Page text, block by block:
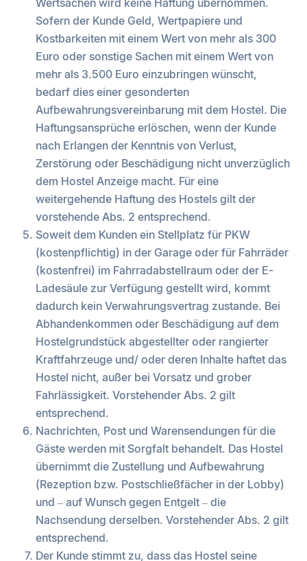
Wertsachen wird keine Haftung übernommen.
Sofern der Kunde Geld, Wertpapiere und
Kostbarkeiten mit einem Wert von mehr als 300
Euro oder sonstige Sachen mit einem Wert von
mehr als 3.500 Euro einzubringen wünscht,
bedarf dies einer gesonderten
Aufbewahrungsvereinbarung mit dem Hostel. Die
Haftungsansprüche erlöschen, wenn der Kunde
nach Erlangen der Kenntnis von Verlust,
Zerstörung oder Beschädigung nicht unverzüglich
dem Hostel Anzeige macht. Für eine
weitergehende Haftung des Hostels gilt der
vorstehende Abs. 2 entsprechend.
Soweit dem Kunden ein Stellplatz für PKW
(kostenpflichtig) in der Garage oder für Fahrräder
(kostenfrei) im Fahrradabstellraum oder der E-
Ladesäule zur Verfügung gestellt wird, kommt
dadurch kein Verwahrungsvertrag zustande. Bei
Abhandenkommen oder Beschädigung auf dem
Hostelgrundstück abgestellter oder rangierter
Kraftfahrzeuge und/ oder deren Inhalte haftet das
Hostel nicht, außer bei Vorsatz und grober
Fahrlässigkeit. Vorstehender Abs. 2 gilt
entsprechend.
Nachrichten, Post und Warensendungen für die
Gäste werden mit Sorgfalt behandelt. Das Hostel
übernimmt die Zustellung und Aufbewahrung
(Rezeption bzw. Postschließfächer in der Lobby)
und – auf Wunsch gegen Entgelt – die
Nachsendung derselben. Vorstehender Abs. 2 gilt
entsprechend.
Der Kunde stimmt zu, dass das Hostel seine